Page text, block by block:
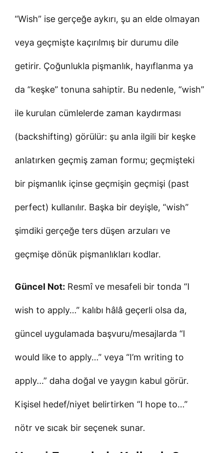
“Wish” ise gerçeğe aykırı, şu an elde olmayan
veya geçmişte kaçırılmış bir durumu dile
getirir. Çoğunlukla pişmanlık, hayıflanma ya
da “keşke” tonuna sahiptir. Bu nedenle, “wish”
ile kurulan cümlelerde zaman kaydırması
(backshifting) görülür: şu anla ilgili bir keşke
anlatırken geçmiş zaman formu; geçmişteki
bir pişmanlık içinse geçmişin geçmişi (past
perfect) kullanılır. Başka bir deyişle, “wish”
şimdiki gerçeğe ters düşen arzuları ve
geçmişe dönük pişmanlıkları kodlar.
Güncel Not: Resmî ve mesafeli bir tonda “I
wish to apply…” kalıbı hâlâ geçerli olsa da,
güncel uygulamada başvuru/mesajlarda “I
would like to apply…” veya “I’m writing to
apply…” daha doğal ve yaygın kabul görür.
Kişisel hedef/niyet belirtirken “I hope to…”
nötr ve sıcak bir seçenek sunar.